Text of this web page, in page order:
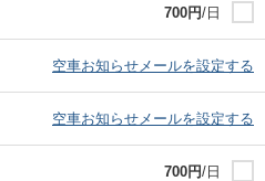
700円/日
空車お知らせメールを設定する
空車お知らせメールを設定する
700円/日